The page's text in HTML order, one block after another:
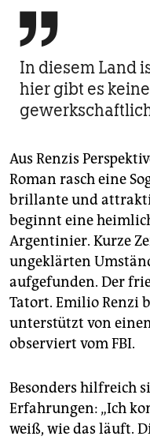

In diesem Land
hier gibt es
Aus Renzis
Roman rasch eine
brillante und
beginnt eine
Argentinier. Kurze
ungeklärten
aufgefunden. Der
Tatort. Emilio Renzi
unterstützt von
observiert vom FBI.
Besonders hilfreich
Erfahrungen: „Ich
weiß, wie das läuft.